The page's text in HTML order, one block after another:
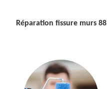
Réparation fissure murs 88